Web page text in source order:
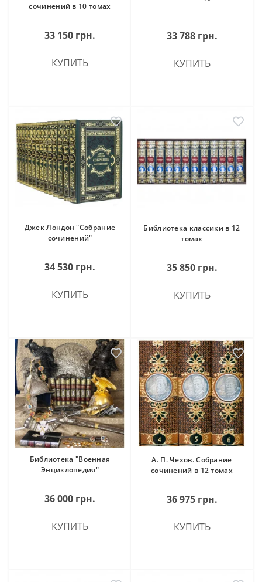
сочинений в 10 томах
33 150 грн.
КУПИТЬ
33 788 грн.
КУПИТЬ
Джек Лондон "Собрание
сочинений"
34 530 грн.
КУПИТЬ
Библиотека классики в 12
томах
35 850 грн.
КУПИТЬ
Библиотека "Военная
Энциклопедия"
36 000 грн.
КУПИТЬ
А. П. Чехов. Собрание
сочинений в 12 томах
36 975 грн.
КУПИТЬ